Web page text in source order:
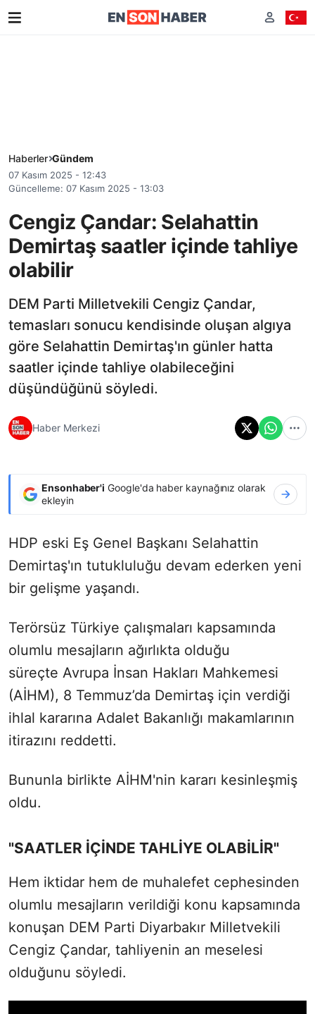
Haberler Gündem
07 Kasım 2025 - 12:43
Güncelleme: 07 Kasım 2025 - 13:03
Cengiz Çandar: Selahattin
Demirtaş saatler içinde tahliye
olabilir
DEM Parti Milletvekili Cengiz Çandar,
temasları sonucu kendisinde oluşan algıya
göre Selahattin Demirtaş'ın günler hatta
saatler içinde tahliye olabileceğini
düşündüğünü söyledi.
Haber Merkezi
Ensonhaber'i Google'da haber kaynağınız olarak
ekleyin
HDP eski Eş Genel Başkanı Selahattin
Demirtaş'ın tutukluluğu devam ederken yeni
bir gelişme yaşandı.
Terörsüz Türkiye çalışmaları kapsamında
olumlu mesajların ağırlıkta olduğu
süreçte Avrupa İnsan Hakları Mahkemesi
(AİHM), 8 Temmuz’da Demirtaş için verdiği
ihlal kararına Adalet Bakanlığı makamlarının
itirazını reddetti.
Bununla birlikte AİHM'nin kararı kesinleşmiş
oldu.
"SAATLER İÇİNDE TAHLİYE OLABİLİR"
Hem iktidar hem de muhalefet cephesinden
olumlu mesajların verildiği konu kapsamında
konuşan DEM Parti Diyarbakır Milletvekili
Cengiz Çandar, tahliyenin an meselesi
olduğunu söyledi.